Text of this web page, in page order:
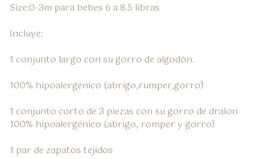
Size:0-3m para bebes 6 a 8.5 libras
Incluye:
1 conjunto largo con su gorro de algodón.
100% hipoalergénico (abrigo,rumper,gorro)
1 conjunto corto de 3 piezas con su gorro de dralon
100% hipoalergénico (abrigo, romper y gorro)
1 par de zapatos tejidos